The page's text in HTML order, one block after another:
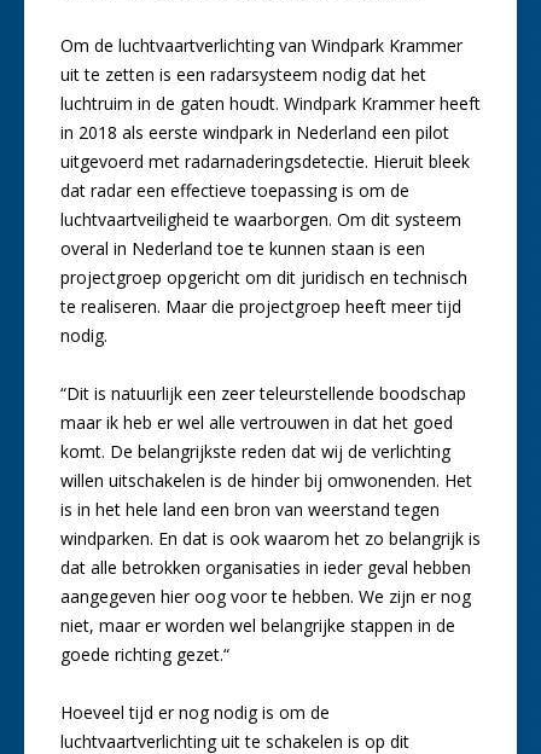
Om de luchtvaartverlichting van Windpark Krammer
uit te zetten is een radarsysteem nodig dat het
luchtruim in de gaten houdt. Windpark Krammer heeft
in 2018 als eerste windpark in Nederland een pilot
uitgevoerd met radarnaderingsdetectie. Hieruit bleek
dat radar een effectieve toepassing is om de
luchtvaartveiligheid te waarborgen. Om dit systeem
overal in Nederland toe te kunnen staan is een
projectgroep opgericht om dit juridisch en technisch
te realiseren. Maar die projectgroep heeft meer tijd
nodig.
“Dit is natuurlijk een zeer teleurstellende boodschap
maar ik heb er wel alle vertrouwen in dat het goed
komt. De belangrijkste reden dat wij de verlichting
willen uitschakelen is de hinder bij omwonenden. Het
is in het hele land een bron van weerstand tegen
windparken. En dat is ook waarom het zo belangrijk is
dat alle betrokken organisaties in ieder geval hebben
aangegeven hier oog voor te hebben. We zijn er nog
niet, maar er worden wel belangrijke stappen in de
goede richting gezet.“
Hoeveel tijd er nog nodig is om de
luchtvaartverlichting uit te schakelen is op dit